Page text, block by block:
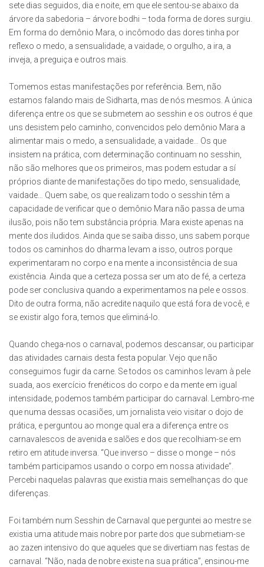
sete dias seguidos, dia e noite, em que ele sentou-se abaixo da
árvore da sabedoria – árvore bodhi – toda forma de dores surgiu.
Em forma do demônio Mara, o incômodo das dores tinha por
reflexo o medo, a sensualidade, a vaidade, o orgulho, a ira, a
inveja, a preguiça e outros mais.
Tomemos estas manifestações por referência. Bem, não
estamos falando mais de Sidharta, mas de nós mesmos. A única
diferença entre os que se submetem ao sesshin e os outros é que
uns desistem pelo caminho, convencidos pelo demônio Mara a
alimentar mais o medo, a sensualidade, a vaidade… Os que
insistem na prática, com determinação continuam no sesshin,
não são melhores que os primeiros, mas podem estudar a sí
próprios diante de manifestações do tipo medo, sensualidade,
vaidade… Quem sabe, os que realizam todo o sesshin têm a
capacidade de verificar que o demônio Mara não passa de uma
ilusão, pois não tem substância própria. Mara existe apenas na
mente dos iludidos. Ainda que se saiba disso, uns sabem porque
todos os caminhos do dharma levam a isso, outros porque
experimentaram no corpo e na mente a inconsistência de sua
existência. Ainda que a certeza possa ser um ato de fé, a certeza
pode ser conclusiva quando a experimentamos na pele e ossos.
Dito de outra forma, não acredite naquilo que está fora de você, e
se existir algo fora, temos que eliminá-lo.
Quando chega-nos o carnaval, podemos descansar, ou participar
das atividades carnais desta festa popular. Vejo que não
conseguimos fugir da carne. Se todos os caminhos levam à pele
suada, aos exercício frenéticos do corpo e da mente em igual
intensidade, podemos também participar do carnaval. Lembro-me
que numa dessas ocasiões, um jornalista veio visitar o dojo de
prática, e perguntou ao monge qual era a diferença entre os
carnavalescos de avenida e salões e dos que recolhiam-se em
retiro em atitude inversa. “Que inverso – disse o monge – nós
também participamos usando o corpo em nossa atividade”.
Percebi naquelas palavras que existia mais semelhanças do que
diferenças.
Foi também num Sesshin de Carnaval que perguntei ao mestre se
existia uma atitude mais nobre por parte dos que submetiam-se
ao zazen intensivo do que aqueles que se divertiam nas festas de
carnaval. “Não, nada de nobre existe na sua prática”, ensinou-me